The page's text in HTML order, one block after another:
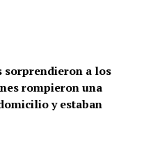
a los
rompieron una
y estaban